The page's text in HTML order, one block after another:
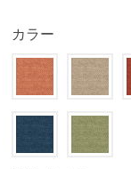
カラー